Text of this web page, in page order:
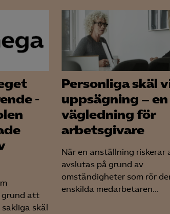
-
grund att
skäl
Personliga skäl
uppsägning – en
vägledning för
arbetsgivare
När en anställning riskerar
avslutas på grund av
omständigheter som rör
enskilda medarbetaren...